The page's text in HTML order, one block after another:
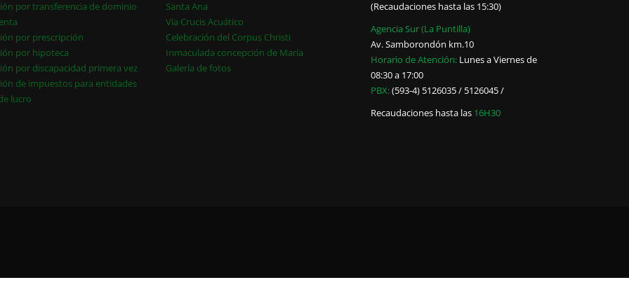
por transferencia de dominio
por prescripción
por hipoteca
por discapacidad primera vez
de impuestos para entidades
lucro
Santa Ana
Vía Crucis Acuático
Celebración del Corpus Christi
Inmaculada concepción de María
Galería de fotos
(Recaudaciones hasta las 15:30)
Agencia Sur (La Puntilla)
Av. Samborondón km.10
Horario de Atención:Lunes a Viernes de
08:30 a 17:00
PBX:(593-4) 5126035 / 5126045 /
Recaudaciones hasta las 16H30